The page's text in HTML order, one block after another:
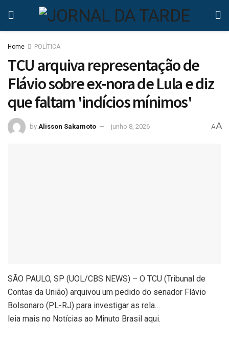
Home POLÍTICA
TCU arquiva representação de
Flávio sobre ex-nora de Lula e diz
que faltam 'indícios mínimos'
by Alisson Sakamoto junho 8, 2026 AA
SÃO PAULO, SP (UOL/CBS NEWS) – O TCU (Tribunal de
Contas da União) arquivou um pedido do senador Flávio
Bolsonaro (PL-RJ) para investigar as rela…
leia mais no Notícias ao Minuto Brasil aqui.